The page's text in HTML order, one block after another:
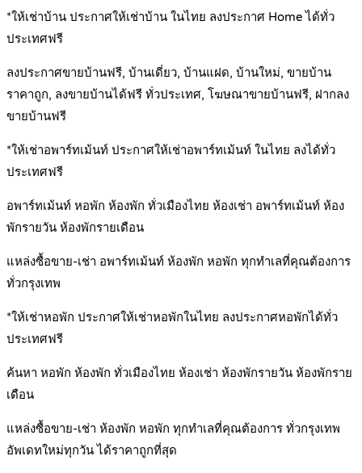
*ให้เช่าบ้าน ประกาศให้เช่าบ้าน ในไทย ลงประกาศ Home ได้ทั่ว
ประเทศฟรี
ลงประกาศขายบ้านฟรี, บ้านเดี่ยว, บ้านแฝด, บ้านใหม่, ขายบ้าน
ราคาถูก, ลงขายบ้านได้ฟรี ทั่วประเทศ, โฆษณาขายบ้านฟรี, ฝากลง
ขายบ้านฟรี
*ให้เช่าอพาร์ทเม้นท์ ประกาศให้เช่าอพาร์ทเม้นท์ ในไทย ลงได้ทั่ว
ประเทศฟรี
อพาร์ทเม้นท์ หอพัก ห้องพัก ทั่วเมืองไทย ห้องเช่า อพาร์ทเม้นท์ ห้อง
พักรายวัน ห้องพักรายเดือน
แหล่งซื้อขาย-เช่า อพาร์ทเม้นท์ ห้องพัก หอพัก ทุกทำเลที่คุณต้องการ
ทั่วกรุงเทพ
*ให้เช่าหอพัก ประกาศให้เช่าหอพักในไทย ลงประกาศหอพักได้ทั่ว
ประเทศฟรี
ค้นหา หอพัก ห้องพัก ทั่วเมืองไทย ห้องเช่า ห้องพักรายวัน ห้องพักราย
เดือน
แหล่งซื้อขาย-เช่า ห้องพัก หอพัก ทุกทำเลที่คุณต้องการ ทั่วกรุงเทพ
อัพเดทใหม่ทุกวัน ได้ราคาถูกที่สุด